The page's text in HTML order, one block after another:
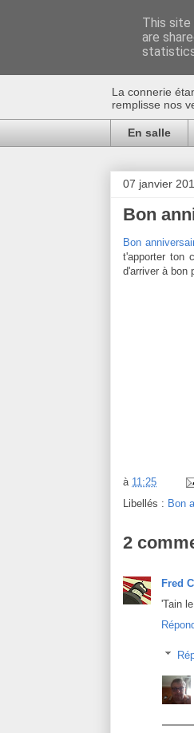
Au
La connerie
remplisse nos
En salle
07 janvier
Bon
Bon
t'apporter ton
d'arriver à bon
à 11:25
Libellés : Bon
2
Fred
'Tain
This site
are